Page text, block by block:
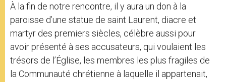
À la fin de notre rencontre, il y aura un don à la
paroisse d’une statue de saint Laurent, diacre et
martyr des premiers siècles, célèbre aussi pour
avoir présenté à ses accusateurs, qui voulaient les
trésors de l’Église, les membres les plus fragiles de
la Communauté chrétienne à laquelle il appartenait,